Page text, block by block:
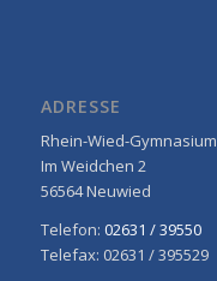
ADRESSE
Rhein-Wied-Gymnasium
Im Weidchen 2
56564 Neuwied
Telefon: 02631 / 39550
Telefax: 02631 / 395529